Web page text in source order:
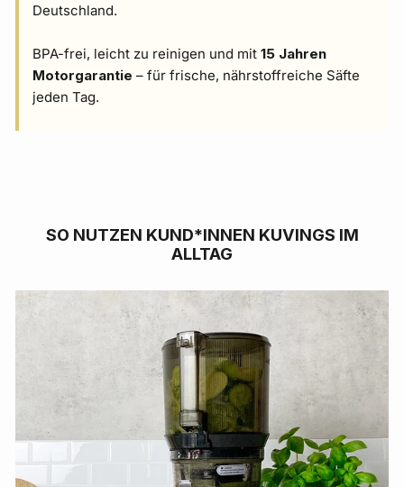
Deutschland.
BPA-frei, leicht zu reinigen und mit 15 Jahren
Motorgarantie – für frische, nährstoffreiche Säfte
jeden Tag.
SO NUTZEN KUND*INNEN KUVINGS IM
ALLTAG